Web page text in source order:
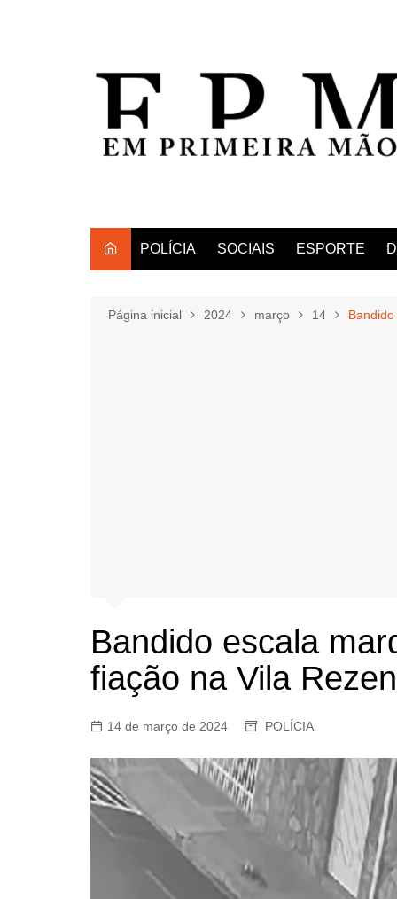
POLÍCIA SOCIAIS ESPORTE
Página inicial 2024 março 14
Bandido escala
fiação na Vila
14 de março de 2024 POLÍCIA